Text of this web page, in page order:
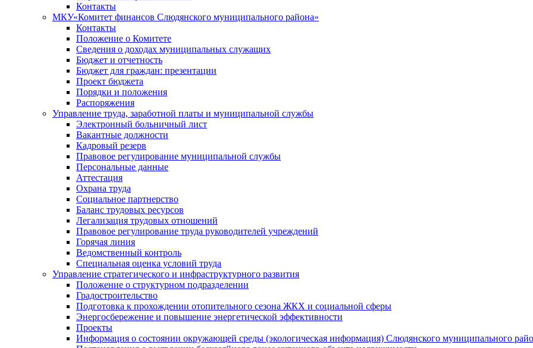
Контакты
МКУ«Комитет финансов Слюдянского муниципального района»
Контакты
Положение о Комитете
Сведения о доходах муниципальных служащих
Бюджет и отчетность
Бюджет для граждан: презентации
Проект бюджета
Порядки и положения
Распоряжения
Управление труда, заработной платы и муниципальной службы
Электронный больничный лист
Вакантные должности
Кадровый резерв
Правовое регулирование муниципальной службы
Персональные данные
Аттестация
Охрана труда
Социальное партнерство
Баланс трудовых ресурсов
Легализация трудовых отношений
Правовое регулирование труда руководителей учреждений
Горячая линия
Ведомственный контроль
Специальная оценка условий труда
Управление стратегического и инфраструктурного развития
Положение о структурном подразделении
Градостроительство
Подготовка к прохождении отопительного сезона ЖКХ и социальной сферы
Энергосбережение и повышение энергетической эффективности
Проекты
Информация о состоянии окружающей среды (экологическая информация) Слюдянского муниципального